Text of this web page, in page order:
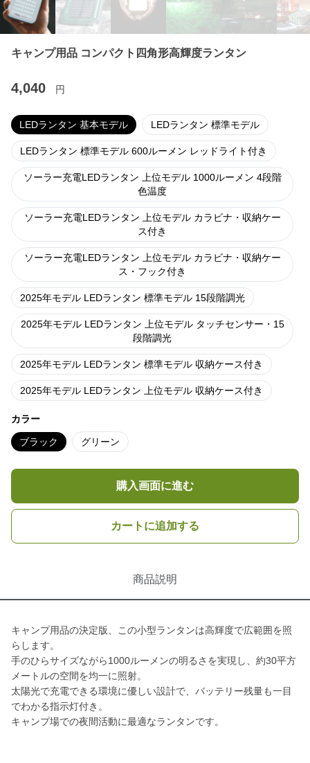
キャンプ用品 コンパクト四角形高輝度ランタン
4,040 円
LEDランタン 基本モデル LEDランタン 標準モデル
LEDランタン 標準モデル 600ルーメン レッドライト付き
ソーラー充電LEDランタン 上位モデル 1000ルーメン 4段階
色温度
ソーラー充電LEDランタン 上位モデル カラビナ・収納ケー
ス付き
ソーラー充電LEDランタン 上位モデル カラビナ・収納ケー
ス・フック付き
2025年モデル LEDランタン 標準モデル 15段階調光
2025年モデル LEDランタン 上位モデル タッチセンサー・15
段階調光
2025年モデル LEDランタン 標準モデル 収納ケース付き
2025年モデル LEDランタン 上位モデル 収納ケース付き
カラー
ブラック グリーン
購入画面に進む
カートに追加する
商品説明
キャンプ用品の決定版、この小型ランタンは高輝度で広範囲を照
らします。
手のひらサイズながら1000ルーメンの明るさを実現し、約30平方
メートルの空間を均一に照射。
太陽光で充電できる環境に優しい設計で、バッテリー残量も一目
でわかる指示灯付き。
キャンプ場での夜間活動に最適なランタンです。